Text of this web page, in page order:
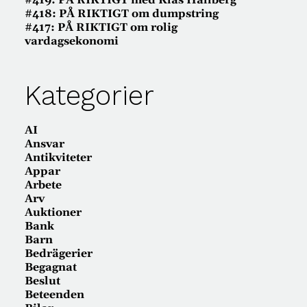
#418: PÅ RIKTIGT om dumpstring
#417: PÅ RIKTIGT om rolig
vardagsekonomi
Kategorier
AI
Ansvar
Antikviteter
Appar
Arbete
Arv
Auktioner
Bank
Barn
Bedrägerier
Begagnat
Beslut
Beteenden